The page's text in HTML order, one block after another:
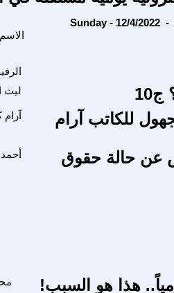
الاسم
ليث
للكاتب آرام
عن حالة حقوق
هذا هو السبب!